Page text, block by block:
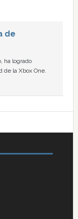
de
ha logrado
de la Xbox One.